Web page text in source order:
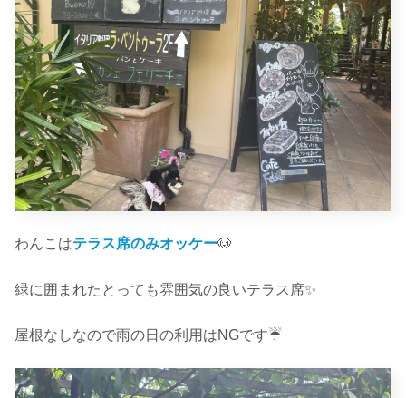
わんこはテラス席のみオッケー🐶
緑に囲まれたとっても雰囲気の良いテラス席✨
屋根なしなので雨の日の利用はNGです☔️